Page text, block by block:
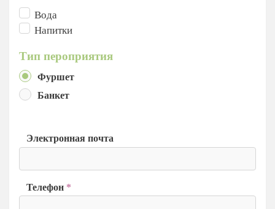
Вода
Напитки
Тип пероприятия
Фуршет
Банкет
Электронная почта
Телефон *